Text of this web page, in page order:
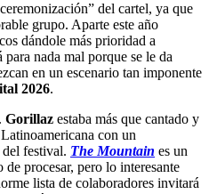
del cartel, ya que
grupo. Aparte este año
dándole más prioridad a
nada mal porque se le da
en un escenario tan imponente
2026.
Gorillaz estaba más que cantado y
con un
del festival. The Mountain es un
procesar, pero lo interesante
lista de colaboradores invitará